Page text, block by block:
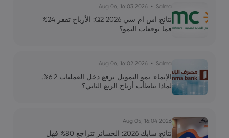
Salma
2026 Aug 06, 16:03
نتائج اس ام سي Q2 2026: الأرباح تقفز 24%
فما توقعات النمو؟
Salma
2026 Aug 06, 16:02
الإنماء: نمو التمويل يرفع دخل العمليات 6.2%..
لماذا تباطأت أرباح الربع الثاني؟
2026 Aug 05, 16:04
نتائج سابك 2026: الخسائر تتراجع 80% فهل